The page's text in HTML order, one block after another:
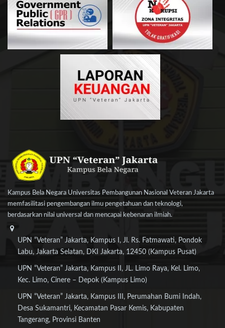
Kampus Bela Negara Universitas Pembangunan Nasional Veteran Jakarta
memfasilitasi pengembangan ilmu pengetahuan dan teknologi,
berdasarkan nilai universal dan mencapai kebenaran ilmiah.
UPN “Veteran” Jakarta, Kampus I, Jl. Rs. Fatmawati, Pondok
Labu, Jakarta Selatan, DKI Jakarta, 12450 (Kampus Pusat)
UPN “Veteran” Jakarta, Kampus II, JL. Limo Raya, Kel. Limo,
Kec. Limo, Cinere – Depok (Kampus Limo)
UPN “Veteran” Jakarta, Kampus III, Perumahan Bumi Indah,
Desa Sukamantri, Kecamatan Pasar Kemis, Kabupaten
Tangerang, Provinsi Banten